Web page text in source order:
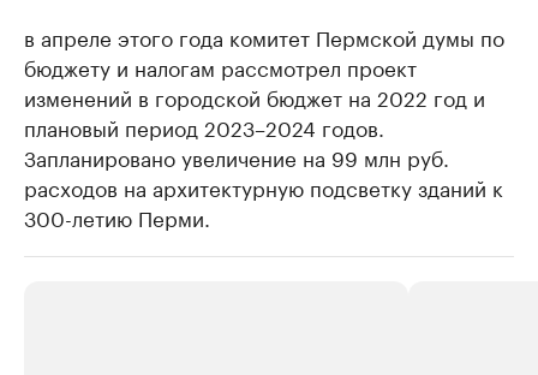
в апреле этого года комитет Пермской думы по
бюджету и налогам рассмотрел проект
изменений в городской бюджет на 2022 год и
плановый период 2023–2024 годов.
Запланировано увеличение на 99 млн руб.
расходов на архитектурную подсветку зданий к
300-летию Перми.